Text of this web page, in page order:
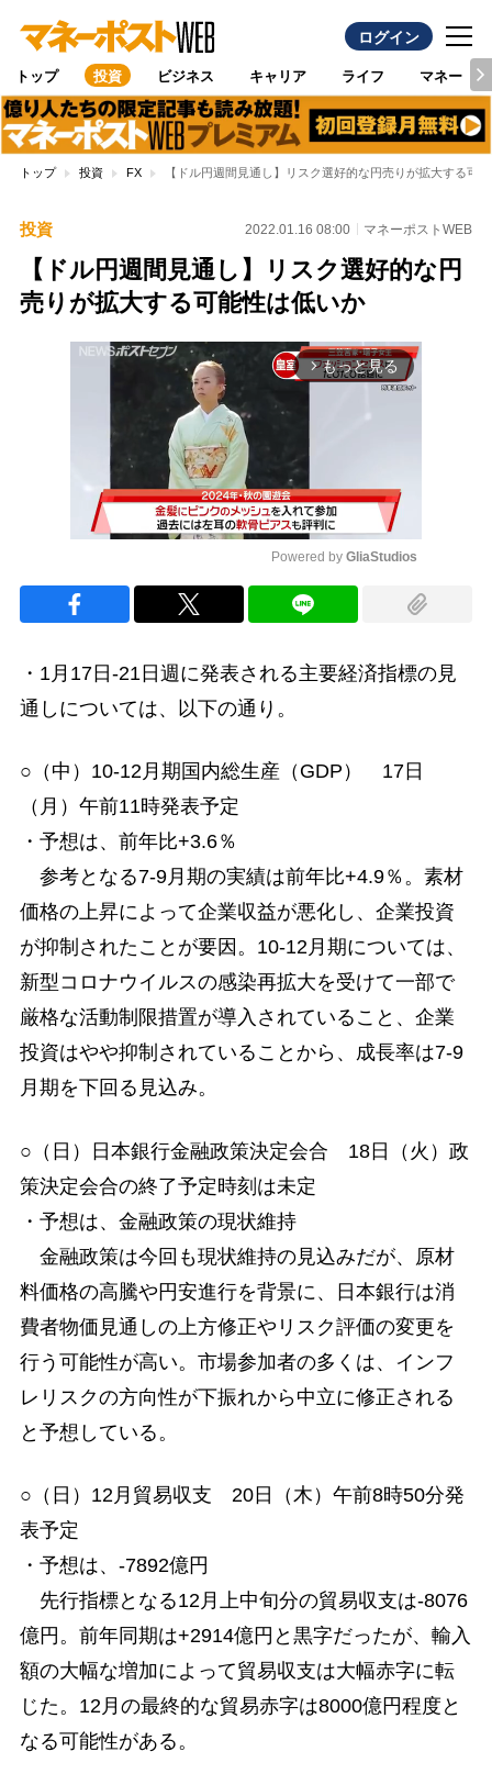
ログイン
トップ 投資 ビジネス キャリア ライフ マネー
トップ 投資 FX 【ドル円週間見通し】リスク選好的な円売りが拡大する可
投資 2022.01.16 08:00 マネーポストWEB
【ドル円週間見通し】リスク選好的な円
売りが拡大する可能性は低いか
arrow_forward_ios もっと見る
Powered by GliaStudios
・1月17日-21日週に発表される主要経済指標の見
通しについては、以下の通り。
○（中）10-12月期国内総生産（GDP） 17日
（月）午前11時発表予定
・予想は、前年比+3.6％
参考となる7-9月期の実績は前年比+4.9％。素材
価格の上昇によって企業収益が悪化し、企業投資
が抑制されたことが要因。10-12月期については、
新型コロナウイルスの感染再拡大を受けて一部で
厳格な活動制限措置が導入されていること、企業
投資はやや抑制されていることから、成長率は7-9
月期を下回る見込み。
○（日）日本銀行金融政策決定会合 18日（火）政
策決定会合の終了予定時刻は未定
・予想は、金融政策の現状維持
金融政策は今回も現状維持の見込みだが、原材
料価格の高騰や円安進行を背景に、日本銀行は消
費者物価見通しの上方修正やリスク評価の変更を
行う可能性が高い。市場参加者の多くは、インフ
レリスクの方向性が下振れから中立に修正される
と予想している。
○（日）12月貿易収支 20日（木）午前8時50分発
表予定
・予想は、-7892億円
先行指標となる12月上中旬分の貿易収支は-8076
億円。前年同期は+2914億円と黒字だったが、輸入
額の大幅な増加によって貿易収支は大幅赤字に転
じた。12月の最終的な貿易赤字は8000億円程度と
なる可能性がある。